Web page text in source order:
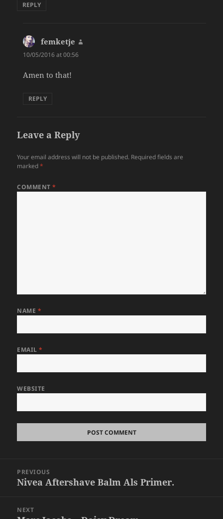
REPLY
femketje
10/05/2016 at 00:56
Amen to that!
REPLY
Leave a Reply
Your email address will not be published. Required fields are
marked*
COMMENT*
NAME *
EMAIL*
WEBSITE
navigation
PREVIOUS
Previous
Nivea Aftershave Balm Als Primer.
NEXT